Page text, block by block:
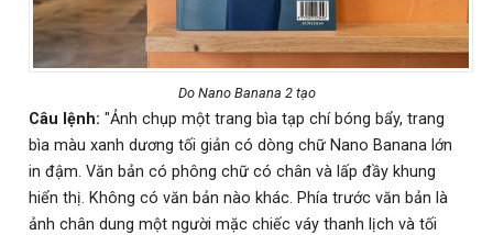
Do Nano Banana 2 tạo
Câu lệnh: "Ảnh chụp một trang bìa tạp chí bóng bẩy, trang
bìa màu xanh dương tối giản có dòng chữ Nano Banana lớn
in đậm. Văn bản có phông chữ có chân và lấp đầy khung
hiển thị. Không có văn bản nào khác. Phía trước văn bản là
ảnh chân dung một người mặc chiếc váy thanh lịch và tối